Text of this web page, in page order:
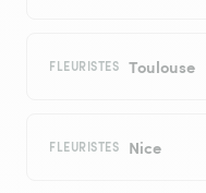
FLEURISTES Toulouse
FLEURISTES Nice